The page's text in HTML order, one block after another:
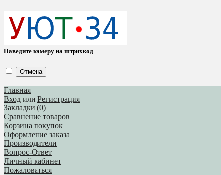
Наведите камеру на штрихкод
Отмена
Главная
Вход или Регистрация
Закладки (0)
Сравнение товаров
Корзина покупок
Оформление заказа
Производители
Вопрос-Ответ
Личный кабинет
Пожаловаться